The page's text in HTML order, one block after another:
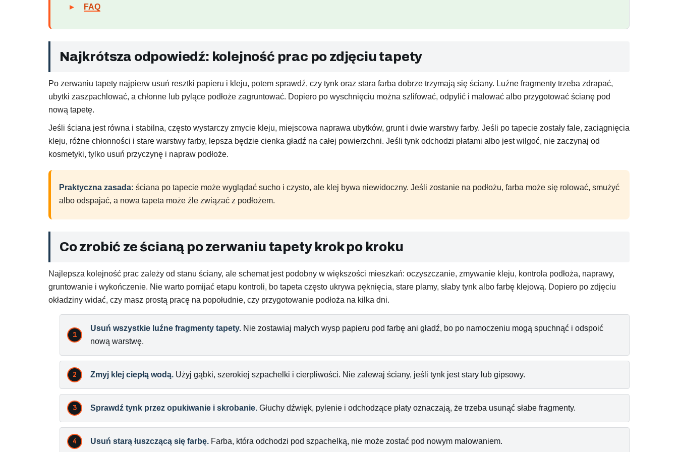
FAQ
Najkrótsza odpowiedź: kolejność prac po zdjęciu tapety
Po zerwaniu tapety najpierw usuń resztki papieru i kleju, potem sprawdź, czy tynk oraz stara farba dobrze trzymają się ściany. Luźne fragmenty trzeba zdrapać,
ubytki zaszpachlować, a chłonne lub pylące podłoże zagruntować. Dopiero po wyschnięciu można szlifować, odpylić i malować albo przygotować ścianę pod
nową tapetę.
Jeśli ściana jest równa i stabilna, często wystarczy zmycie kleju, miejscowa naprawa ubytków, grunt i dwie warstwy farby. Jeśli po tapecie zostały fale, zaciągnięcia
kleju, różne chłonności i stare warstwy farby, lepsza będzie cienka gładź na całej powierzchni. Jeśli tynk odchodzi płatami albo jest wilgoć, nie zaczynaj od
kosmetyki, tylko usuń przyczynę i napraw podłoże.
Praktyczna zasada: ściana po tapecie może wyglądać sucho i czysto, ale klej bywa niewidoczny. Jeśli zostanie na podłożu, farba może się rolować, smużyć
albo odspajać, a nowa tapeta może źle związać z podłożem.
Co zrobić ze ścianą po zerwaniu tapety krok po kroku
Najlepsza kolejność prac zależy od stanu ściany, ale schemat jest podobny w większości mieszkań: oczyszczanie, zmywanie kleju, kontrola podłoża, naprawy,
gruntowanie i wykończenie. Nie warto pomijać etapu kontroli, bo tapeta często ukrywa pęknięcia, stare plamy, słaby tynk albo farbę klejową. Dopiero po zdjęciu
okładziny widać, czy masz prostą pracę na popołudnie, czy przygotowanie podłoża na kilka dni.
Usuń wszystkie luźne fragmenty tapety. Nie zostawiaj małych wysp papieru pod farbę ani gładź, bo po namoczeniu mogą spuchnąć i odspoić
nową warstwę.
Zmyj klej ciepłą wodą. Użyj gąbki, szerokiej szpachelki i cierpliwości. Nie zalewaj ściany, jeśli tynk jest stary lub gipsowy.
Sprawdź tynk przez opukiwanie i skrobanie. Głuchy dźwięk, pylenie i odchodzące płaty oznaczają, że trzeba usunąć słabe fragmenty.
Usuń starą łuszczącą się farbę. Farba, która odchodzi pod szpachelką, nie może zostać pod nowym malowaniem.